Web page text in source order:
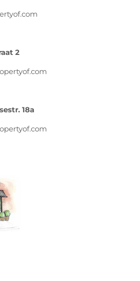
2
18a